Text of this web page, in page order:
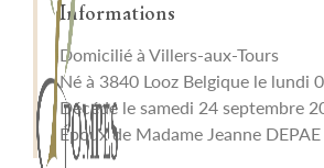
Informations
Domicilié à Villers-aux-Tours
Né à 3840 Looz Belgique le lundi
Décédé le samedi 24 septembre
Époux de Madame Jeanne DEPAE